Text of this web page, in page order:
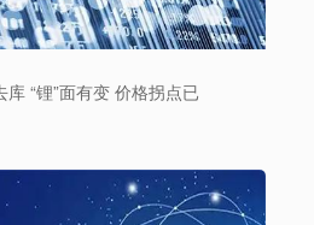
“锂”面有变 价格拐点已